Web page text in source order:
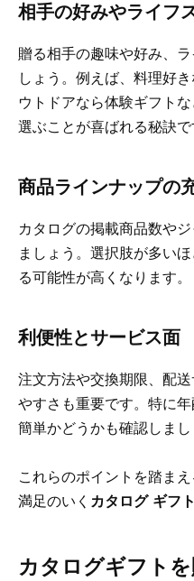
相手の好みやライフ
贈る相手の趣味や好み、
しょう。例えば、料理好
ウトドアなら体験ギフト
選ぶことが喜ばれる秘訣で
商品ラインナップの
カタログの掲載商品数や
ましょう。選択肢が多い
る可能性が高くなります。
利便性とサービス面
注文方法や交換期限、配
やすさも重要です。特に
簡単かどうかも確認しまし
これらのポイントを踏ま
満足のいく カタログ ギフト
カタログギフト